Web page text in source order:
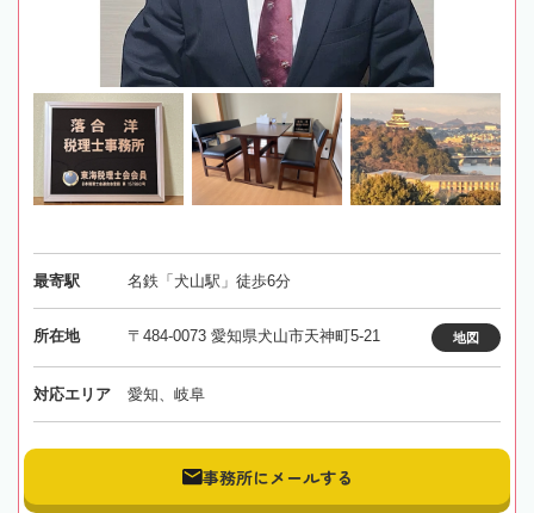
最寄駅 名鉄「犬山駅」徒歩6分
所在地 〒484-0073 愛知県犬山市天神町5-21 地図
対応エリア 愛知、岐阜
事務所にメールする